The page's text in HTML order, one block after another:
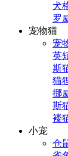
犬
罗
宠物猫
宠
英
斯
猫
挪
斯
褛
小宠
仓